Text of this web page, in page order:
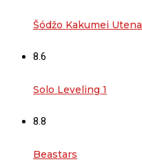
Šódžo Kakumei Utena
8.6
Solo Leveling 1
8.8
Beastars